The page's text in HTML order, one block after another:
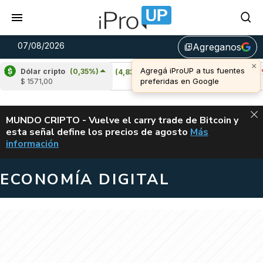
07/08/2026 library_addAgreganos
Dólar cripto (0,35%)
$ 1571,00
Cardano (4,83%)
Avalanche
(-3,57%)
u$s 6,44
ALERTA
MUNDO CRIPTO - Vuelve el carry trade de Bitcoin y
esta señal define los precios de agosto VUELVE EL
Más
información
ECONOMÍA DIGITAL